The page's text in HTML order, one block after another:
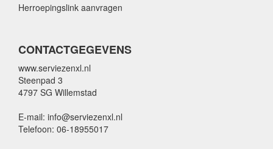
Herroepingslink aanvragen
CONTACTGEGEVENS
www.serviezenxl.nl
Steenpad 3
4797 SG Willemstad
E-mail: info@serviezenxl.nl
Telefoon: 06-18955017